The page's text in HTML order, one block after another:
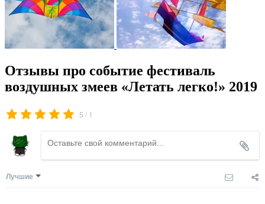
Отзывы про событие фестиваль
воздушных змеев «Летать легко!» 2019
5 / 1
Лучшие